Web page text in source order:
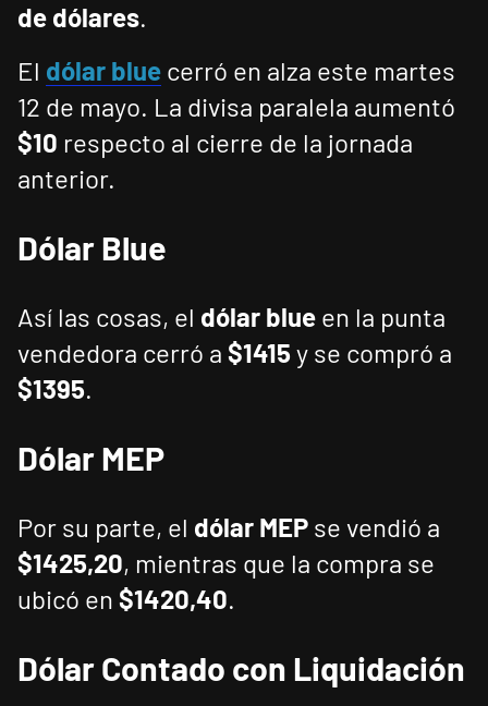
de dólares.
El dólar blue cerró en alza este martes
12 de mayo. La divisa paralela aumentó
$10 respecto al cierre de la jornada
anterior.
Dólar Blue
Así las cosas, el dólar blue en la punta
vendedora cerró a $1415y se compró a
$1395.
Dólar MEP
Por su parte, el dólar MEP se vendió a
$1425,20, mientras que la compra se
ubicó en $1420,40.
Dólar Contado con Liquidación